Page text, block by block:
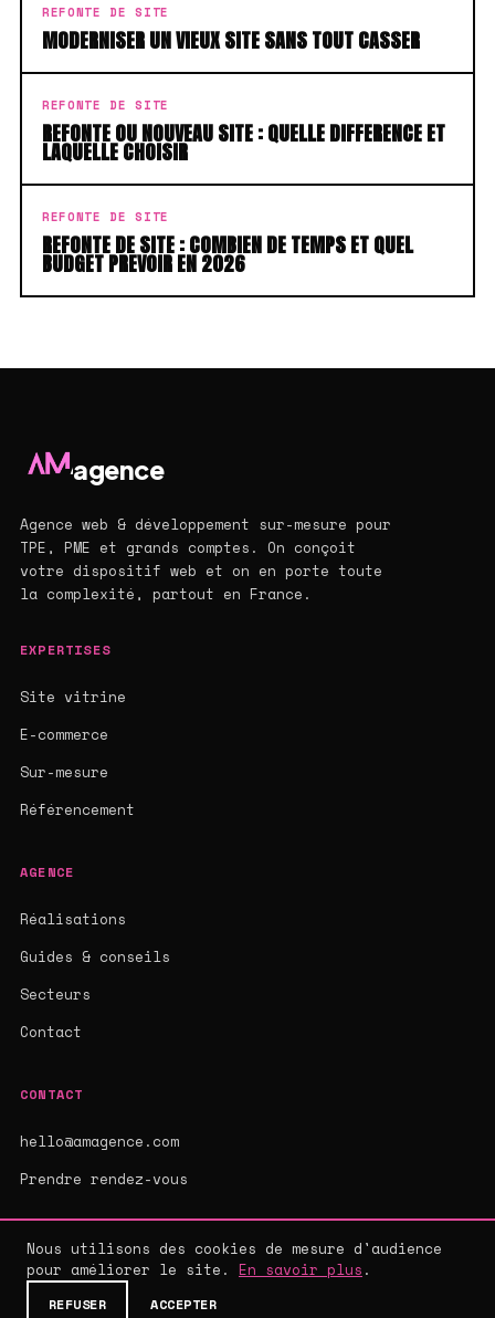
REFONTE DE SITE
MODERNISER UN VIEUX SITE SANS TOUT CASSER
REFONTE DE SITE
REFONTE OU NOUVEAU SITE : QUELLE DIFFERENCE ET
LAQUELLE CHOISIR
REFONTE DE SITE
REFONTE DE SITE : COMBIEN DE TEMPS ET QUEL
BUDGET PREVOIR EN 2026
agence
Agence web & développement sur-mesure pour
TPE, PME et grands comptes. On conçoit
votre dispositif web et on en porte toute
la complexité, partout en France.
EXPERTISES
Site vitrine
E-commerce
Sur-mesure
Référencement
AGENCE
Réalisations
Guides & conseils
Secteurs
Contact
CONTACT
hello@amagence.com
Prendre rendez-vous
© 2026 AMAGENCE - AGENCE WEB SUR-MESURE
MENTIONS LÉGALES ·CGV·
Nous utilisons des cookies de mesure d'audience
pour améliorer le site. En savoir plus .
REFUSER ACCEPTER